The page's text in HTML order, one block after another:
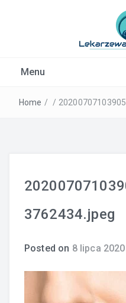
Menu
Home / /
3762434.jpeg
Posted on 8 lipca 2020